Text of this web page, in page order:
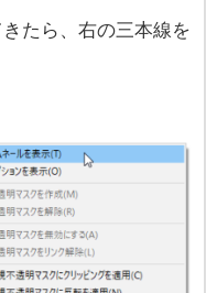
たら、右の三本線を